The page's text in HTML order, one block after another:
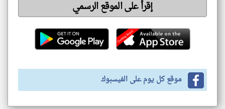
إقرأ على الموقع الرسمي
موقع كل يوم على الفيسبوك